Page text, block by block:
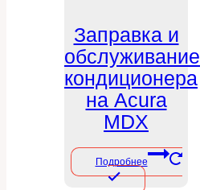
Заправка и
обслуживание
кондиционера
на Acura
MDX
Подробнее